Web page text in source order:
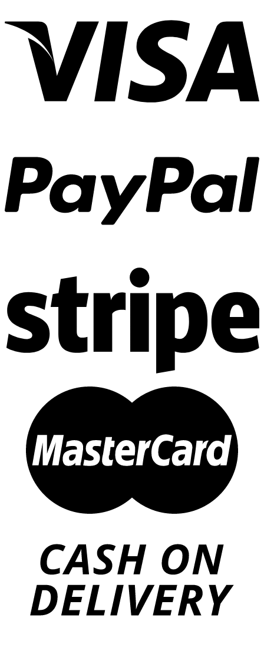
Trang chủ
Dịch vụ
FAQ
Liên hệ
Công trình
Thi công Nội thất nhà mẫu
Thi công Nội thất chung cư
Thi công Nội thất nhà phố
Thi công Nội thất biệt thự Villa